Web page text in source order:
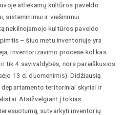
atliekamų kultūros paveldo
sisteminimui ir viešinimui.
nekilnojamojo kultūros paveldo
– šiuo metu inventoriuje yra
inventorizavimo procese kol kas
tik 4 savivaldybės, nors pareiškusios
13 d. duomenimis). Didžiausią
teritoriniai skyriai ir
Atsižvelgiant į tokias
sutvarkyti inventorių